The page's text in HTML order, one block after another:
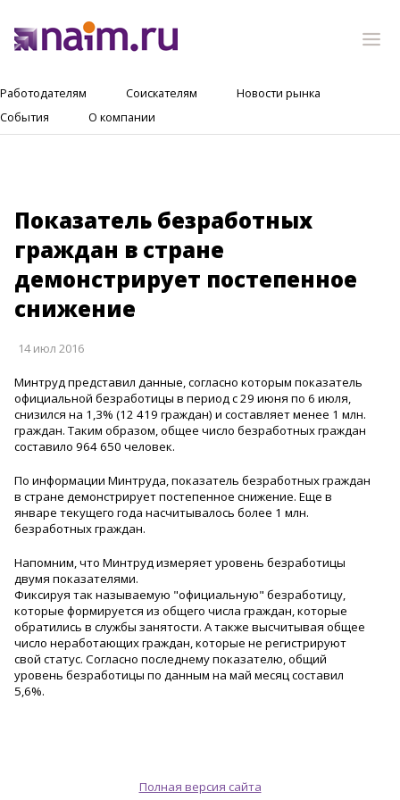
Работодателям Соискателям
Новости рынка
События
О компании
Показатель безработных
граждан в стране
демонстрирует постепенное
снижение
14 июл 2016
Минтруд представил данные, согласно которым показатель
официальной безработицы в период с 29 июня по 6 июля,
снизился на 1,3% (12 419 граждан) и составляет менее 1 млн.
граждан. Таким образом, общее число безработных граждан
составило 964 650 человек.
По информации Минтруда, показатель безработных граждан
в стране демонстрирует постепенное снижение. Еще в
январе текущего года насчитывалось более 1 млн.
безработных граждан.
Напомним, что Минтруд измеряет уровень безработицы
двумя показателями.
Фиксируя так называемую "официальную" безработицу,
которые формируется из общего числа граждан, которые
обратились в службы занятости. А также высчитывая общее
число неработающих граждан, которые не регистрируют
свой статус. Согласно последнему показателю, общий
уровень безработицы по данным на май месяц составил
5,6%.
Полная версия сайта